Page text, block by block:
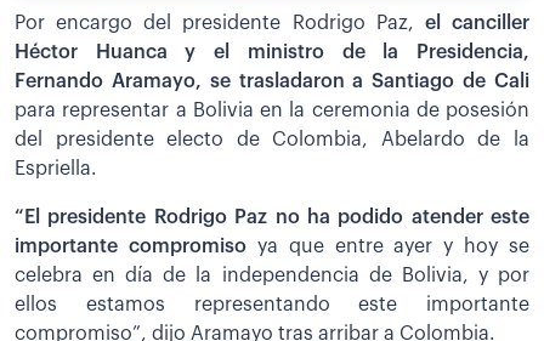
Por encargo del presidente Rodrigo Paz, el canciller
Héctor Huanca y el ministro de la Presidencia,
Fernando Aramayo, se trasladaron a Santiago de Cali
para representar a Bolivia en la ceremonia de posesión
del presidente electo de Colombia, Abelardo de la
Espriella.
“El presidente Rodrigo Paz no ha podido atender este
importante compromisoya que entre ayer y hoy se
celebra en día de la independencia de Bolivia, y por
ellos estamos representando este importante
compromiso”, dijo Aramayo tras arribar a Colombia.